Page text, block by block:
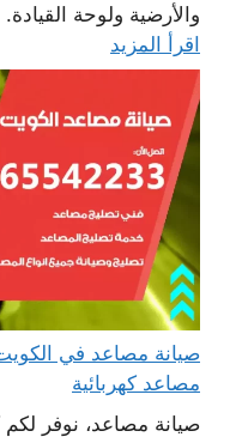
والأرضية ولوحة
اقرأ المزيد
مصاعد كهربائية
صيانة مصاعد، نوفر